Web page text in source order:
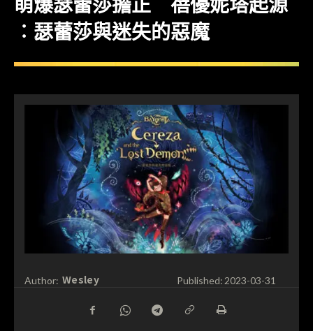
︰瑟蕾莎與迷失的惡魔
Author: Wesley Published: 2023-03-31